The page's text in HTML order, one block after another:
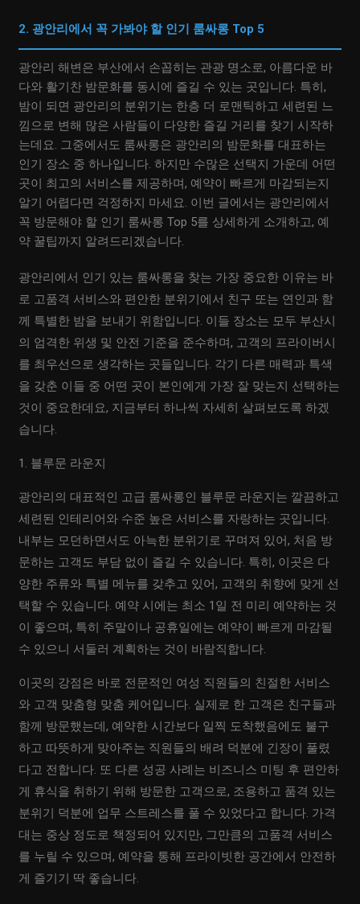
2. 광안리에서 꼭 가봐야 할 인기 룸싸롱 Top 5
광안리 해변은 부산에서 손꼽히는 관광 명소로, 아름다운 바
다와 활기찬 밤문화를 동시에 즐길 수 있는 곳입니다. 특히,
밤이 되면 광안리의 분위기는 한층 더 로맨틱하고 세련된 느
낌으로 변해 많은 사람들이 다양한 즐길 거리를 찾기 시작하
는데요. 그중에서도 룸싸롱은 광안리의 밤문화를 대표하는
인기 장소 중 하나입니다. 하지만 수많은 선택지 가운데 어떤
곳이 최고의 서비스를 제공하며, 예약이 빠르게 마감되는지
알기 어렵다면 걱정하지 마세요. 이번 글에서는 광안리에서
꼭 방문해야 할 인기 룸싸롱 Top 5를 상세하게 소개하고, 예
약 꿀팁까지 알려드리겠습니다.
광안리에서 인기 있는 룸싸롱을 찾는 가장 중요한 이유는 바
로 고품격 서비스와 편안한 분위기에서 친구 또는 연인과 함
께 특별한 밤을 보내기 위함입니다. 이들 장소는 모두 부산시
의 엄격한 위생 및 안전 기준을 준수하며, 고객의 프라이버시
를 최우선으로 생각하는 곳들입니다. 각기 다른 매력과 특색
을 갖춘 이들 중 어떤 곳이 본인에게 가장 잘 맞는지 선택하는
것이 중요한데요, 지금부터 하나씩 자세히 살펴보도록 하겠
습니다.
1. 블루문 라운지
광안리의 대표적인 고급 룸싸롱인 블루문 라운지는 깔끔하고
세련된 인테리어와 수준 높은 서비스를 자랑하는 곳입니다.
내부는 모던하면서도 아늑한 분위기로 꾸며져 있어, 처음 방
문하는 고객도 부담 없이 즐길 수 있습니다. 특히, 이곳은 다
양한 주류와 특별 메뉴를 갖추고 있어, 고객의 취향에 맞게 선
택할 수 있습니다. 예약 시에는 최소 1일 전 미리 예약하는 것
이 좋으며, 특히 주말이나 공휴일에는 예약이 빠르게 마감될
수 있으니 서둘러 계획하는 것이 바람직합니다.
이곳의 강점은 바로 전문적인 여성 직원들의 친절한 서비스
와 고객 맞춤형 맞춤 케어입니다. 실제로 한 고객은 친구들과
함께 방문했는데, 예약한 시간보다 일찍 도착했음에도 불구
하고 따뜻하게 맞아주는 직원들의 배려 덕분에 긴장이 풀렸
다고 전합니다. 또 다른 성공 사례는 비즈니스 미팅 후 편안하
게 휴식을 취하기 위해 방문한 고객으로, 조용하고 품격 있는
분위기 덕분에 업무 스트레스를 풀 수 있었다고 합니다. 가격
대는 중상 정도로 책정되어 있지만, 그만큼의 고품격 서비스
를 누릴 수 있으며, 예약을 통해 프라이빗한 공간에서 안전하
게 즐기기 딱 좋습니다.